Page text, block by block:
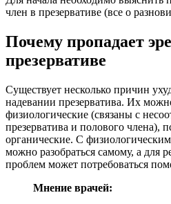
член в презервативе (все о
Почему пропадает
презервативе
Существует несколько причин
надевании презерватива. Их
физиологические (связаны с
презерватива и полового члена),
органические. С
можно разобраться самому, а для
проблем может потребоваться
Мнение врачей: